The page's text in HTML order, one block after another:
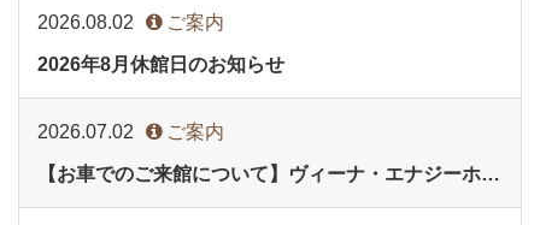
2026.08.02 ご案内
2026年8月休館日のお知らせ
2026.07.02 ご案内
【お車でのご来館について】ヴィーナ・エナジーホール(多目的ホール)イベント時